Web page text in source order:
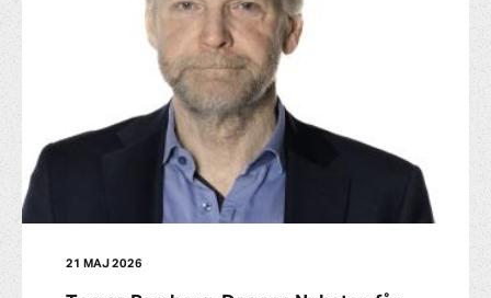
21 MAJ 2026